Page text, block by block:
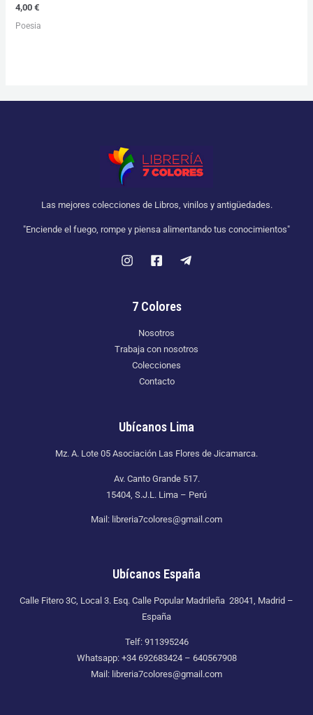
4,00€
Poesia
Las mejores colecciones de Libros, vinilos y antigüedades.
"Enciende el fuego, rompe y piensa alimentando tus conocimientos"
7 Colores
Nosotros
Trabaja con nosotros
Colecciones
Contacto
Ubícanos Lima
Mz. A. Lote 05 Asociación Las Flores de Jicamarca.
Av. Canto Grande 517.
15404, S.J.L. Lima – Perú
Mail: libreria7colores@gmail.com
Ubícanos España
Calle Fitero 3C, Local 3. Esq. Calle Popular Madrileña 28041, Madrid –
España
Telf: 911395246
Whatsapp: +34 692683424 – 640567908
Mail: libreria7colores@gmail.com